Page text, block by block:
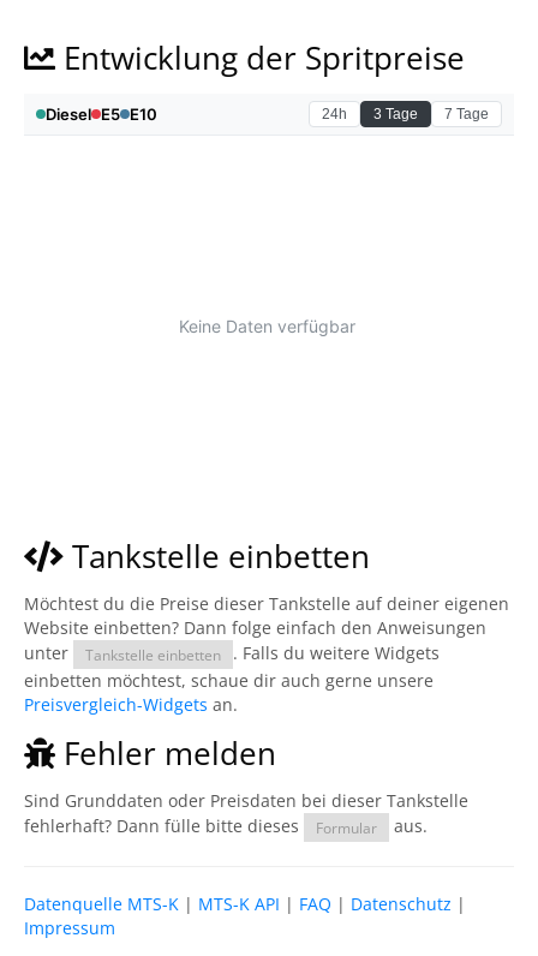
Entwicklung der Spritpreise
Tankstelle einbetten
Möchtest du die Preise dieser Tankstelle auf deiner eigenen
Website einbetten? Dann folge einfach den Anweisungen
unter
Tankstelle einbetten
. Falls du weitere Widgets
einbetten möchtest, schaue dir auch gerne unsere
Preisvergleich-Widgets an.
Fehler melden
Sind Grunddaten oder Preisdaten bei dieser Tankstelle
fehlerhaft? Dann fülle bitte dieses
Formular aus.
Datenquelle MTS-K | MTS-K API | FAQ | Datenschutz |
Impressum